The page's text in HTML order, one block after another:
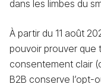
dans les limbes du
À partir du 11 août
pouvoir prouver que
consentement clair
B2B conserve l’opt-